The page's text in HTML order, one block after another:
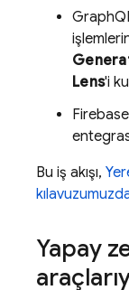
Lens'i
Bu iş akışı,
Yapay